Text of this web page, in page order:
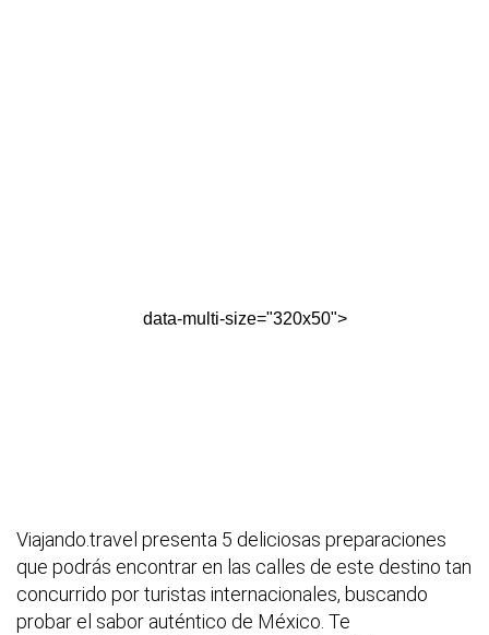
data-multi-size="320x50">
Viajando.travel presenta 5 deliciosas preparaciones
que podrás encontrar en las calles de este destino tan
concurrido por turistas internacionales, buscando
probar el sabor auténtico de México. Te